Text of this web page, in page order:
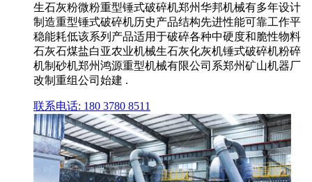
生石灰粉微粉重型锤式破碎机郑州华邦机械有多年设计
制造重型锤式破碎机历史产品结构先进性能可靠工作平
稳能耗低该系列产品适用于破碎各种中硬度和脆性物料
石灰石煤盐白亚农业机械生石灰化灰机锤式破碎机粉碎
机制砂机郑州鸿源重型机械有限公司系郑州矿山机器厂
改制重组公司始建 .
联系电话: 180 3780 8511